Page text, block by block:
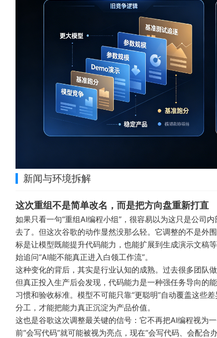
新闻与环境拆解
这次重组不是简单改名，而是把方向盘重新打直
如果只看一句“重组AI编程小组”，很容易以为这只是公司
去了。但这次谷歌的动作显然没那么轻。它调整的不是外
标是让模型既能提升代码能力，也能扩展到生成演示文稿
始追问“AI能不能真正进入白领工作流”。
这种变化的背后，其实是行业认知的成熟。过去很多团队
但真正投入生产后会发现，代码能力是一种强任务导向的
习惯和验收标准。模型不可能只靠“更聪明”自动覆盖这些
分工，才能把能力真正沉淀为产品价值。
这也是谷歌这次调整最关键的信号：它不再把AI编程视为
前“会写代码”就可能被视为亮点，现在“会写代码、会配